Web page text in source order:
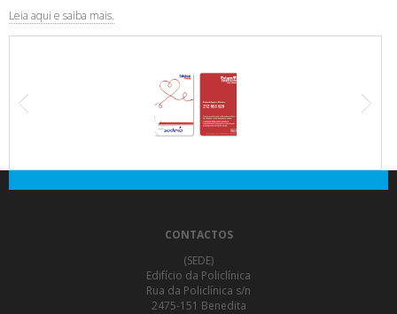
Leia aqui e saiba mais.
CONTACTOS
(SEDE)
Edifício da Policlínica
Rua da Policlínica s/n
2475-151 Benedita